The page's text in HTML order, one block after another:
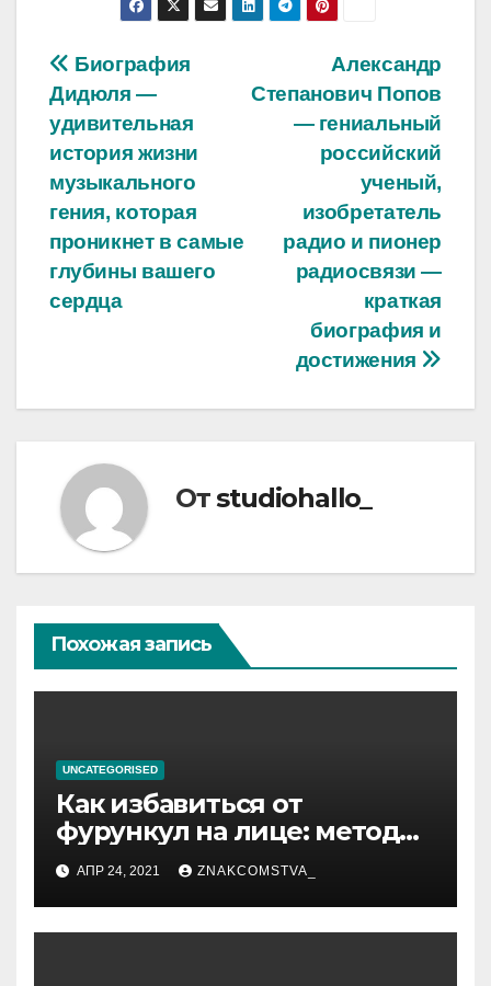
Навигация
по
записям
Александр
Степанович Попов
— гениальный
российский
ученый,
изобретатель
радио и пионер
радиосвязи —
краткая
биография и
достижения
Биография
Дидюля —
удивительная
история жизни
музыкального
гения, которая
проникнет в самые
глубины вашего
сердца
Отstudiohallo_
Похожая запись
UNCATEGORISED
Как избавиться от
фурункул на лице: методы
лечения
АПР 24, 2021 ZNAKCOMSTVA_